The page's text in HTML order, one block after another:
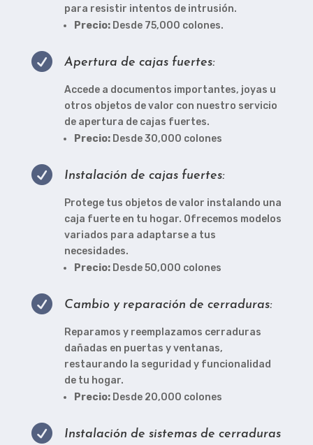
para resistir intentos de intrusión.
Precio:Desde 75,000 colones.
 Apertura de cajas fuertes:
Accede a documentos importantes, joyas u
otros objetos de valor con nuestro servicio
de apertura de cajas fuertes.
Precio:Desde 30,000 colones
 Instalación de cajas fuertes:
Protege tus objetos de valor instalando una
caja fuerte en tu hogar. Ofrecemos modelos
variados para adaptarse a tus
necesidades.
Precio:Desde 50,000 colones
 Cambio y reparación de cerraduras:
Reparamos y reemplazamos cerraduras
dañadas en puertas y ventanas,
restaurando la seguridad y funcionalidad
de tu hogar.
Precio:Desde 20,000 colones

Instalación de sistemas de cerraduras